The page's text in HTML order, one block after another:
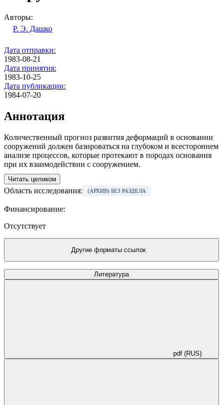
Авторы:
Р. Э. Дашко
Дата отправки:
1983-08-21
Дата принятия:
1983-10-25
Дата публикации:
1984-07-20
Аннотация
Количественный прогноз развития деформаций в основании
сооружений должен базироваться на глубоком и всестороннем
анализе процессов, которые протекают в породах основания
при их взаимодействии с сооружением.
Читать целиком
Область исследования: (АРХИВ) БЕЗ РАЗДЕЛА
Финансирование:
Отсутствует
Другие форматы ссылок
Литература
pdf (RUS)